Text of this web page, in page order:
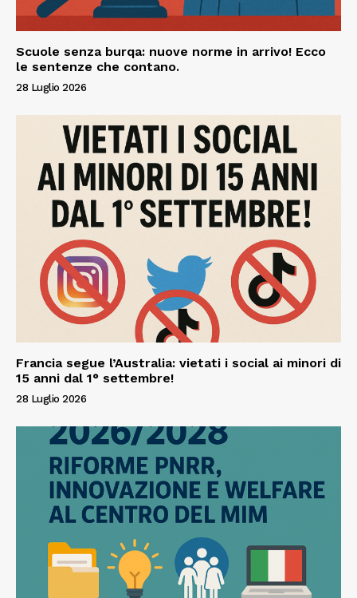
Scuole senza burqa: nuove norme in arrivo! Ecco
le sentenze che contano.
28 Luglio 2026
Francia segue l’Australia: vietati i social ai minori di
15 anni dal 1° settembre!
28 Luglio 2026